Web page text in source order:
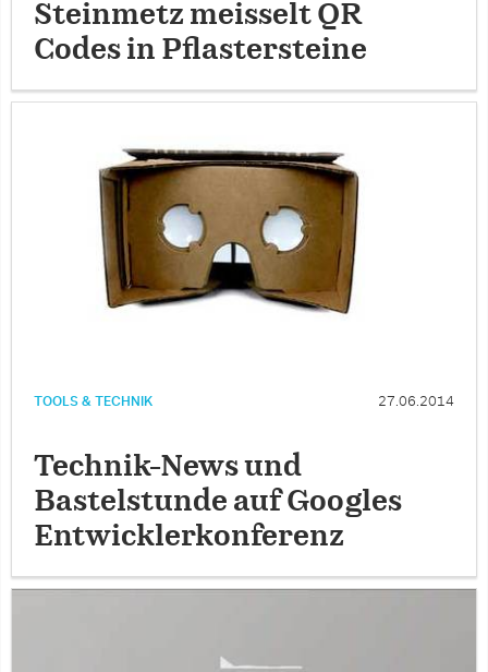
Steinmetz meisselt QR
Codes in Pflastersteine
TOOLS & TECHNIK 27.06.2014
Technik-News und
Bastelstunde auf Googles
Entwicklerkonferenz